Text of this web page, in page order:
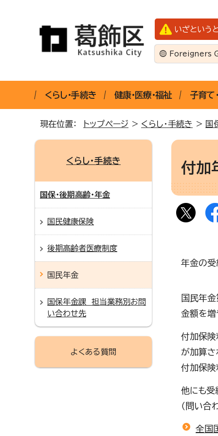
いざという
Foreigners
くらし・手続き 健康・医療・福祉 子育て
現在位置： トップページ > くらし・手続き > 国
付加
年金の
国民年
金額を増
付加保険
が加算さ
付加保険
他にも受
（問い
全国
くらし・手続き
国保・後期高齢・年金
国民健康保険
後期高齢者医療制度
国民年金
国保年金課 担当業務別お問
い合わせ先
よくある質問